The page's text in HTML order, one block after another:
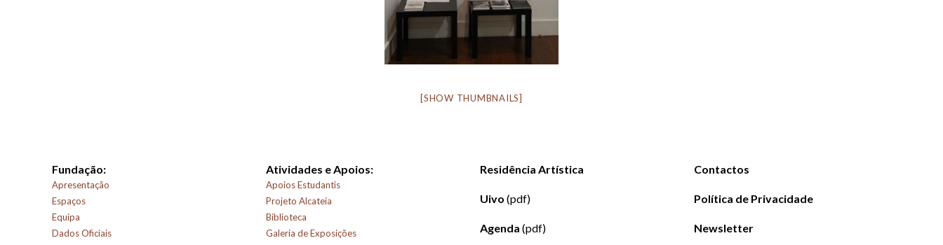
[SHOW THUMBNAILS]
Fundação:
Apresentação
Espaços
Equipa
Dados Oficiais
Atividades e Apoios:
Apoios Estudantis
Projeto Alcateia
Biblioteca
Galeria de Exposições
Residência Artística
Uivo (pdf)
Agenda (pdf)
Contactos
Política de Privacidade
Newsletter